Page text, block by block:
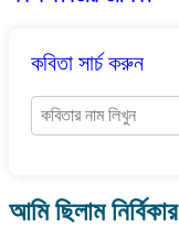
কবিতা সার্চ করুন
আমি ছিলাম নির্বিকার